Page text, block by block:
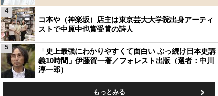
コ本や（神楽坂）店主は東京芸大大学院出身アーティ
ストで中原中也賞受賞の詩人
4
「史上最強にわかりやすくて面白い ぶっ続け日本史講
義10時間」伊藤賀一著／フォレスト出版（選者：中川
淳一郎）
5
もっとみる